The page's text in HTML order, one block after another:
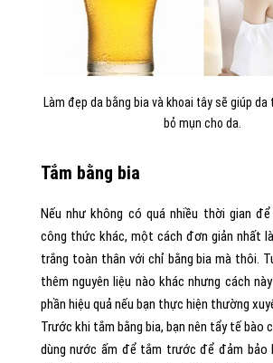
Làm đẹp da bằng bia và khoai tây sẽ giúp da
bỏ mụn cho da.
Tắm bằng bia
Nếu như không có quá nhiều thời gian
công thức khác, một cách đơn giản nhất
trắng toàn thân với chỉ bằng bia mà thôi.
thêm nguyên liệu nào khác nhưng cách
phần hiệu quả nếu bạn thực hiện thường
Trước khi tắm bằng bia, bạn nên tẩy tế bào
dùng nước ấm để tắm trước để đảm bảo